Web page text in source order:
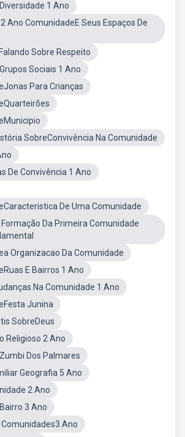
1 Ano
Ano ComunidadeE Seus Espaços De
Sobre Respeito
Sociais 1 Ano
Para Crianças
SobreConvivência Na Comunidade
De Convivência 1 Ano
De Uma Comunidade
Da Primeira Comunidade
Organizacao Da Comunidade
E Bairros 1 Ano
Na Comunidade 1 Ano
Junina
SobreDeus
Religioso 2 Ano
Dos Palmares
Geografia 5 Ano
2 Ano
3 Ano
Ano